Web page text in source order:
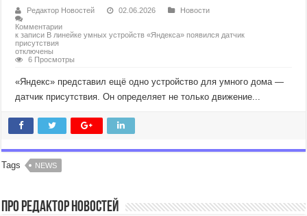
Редактор Новостей 02.06.2026
Новости
Комментарии
к записи В линейке умных устройств «Яндекса» появился датчик
присутствия
отключены
6 Просмотры
«Яндекс» представил ещё одно устройство для умного дома —
датчик присутствия. Он определяет не только движение...
Tags NEWS
Про Редактор Новостей